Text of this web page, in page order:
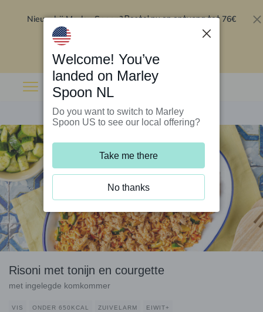
Nieuw bij Marley Spoon?Bestel nu en ontvang tot 76€
Risoni met tonijn en courgette
met ingelegde komkommer
VIS ONDER 650KCAL ZUIVELARM EIWIT+
Welcome! You’ve
landed on Marley
Spoon NL
Do you want to switch to Marley
Spoon US to see our local offering?
Take me there
No thanks